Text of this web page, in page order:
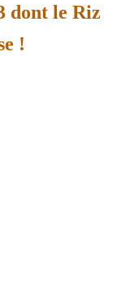
dont le Riz
!